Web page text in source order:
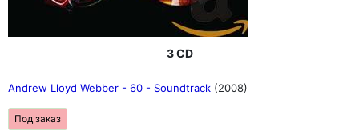
3 CD
Andrew Lloyd Webber - 60 - Soundtrack (2008)
Под заказ